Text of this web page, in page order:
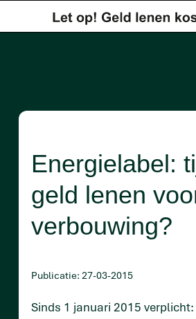
Energielabel:
geld lenen
verbouwing?
Publicatie: 27-03-2015
Sinds 1 januari 2015 verplicht: